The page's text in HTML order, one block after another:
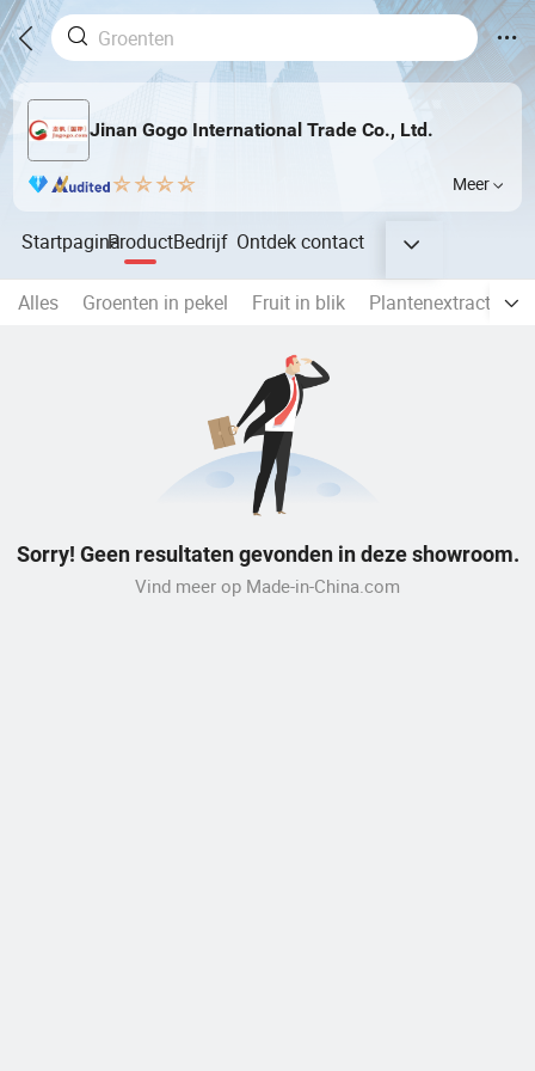
Jinan Gogo International Trade Co., Ltd.
Meer
StartpaginaProductBedrijf Ontdekcontact
Alles Groenten in pekel Fruit in blik Plantenextract
Sorry! Geen resultaten gevonden in deze showroom.
Vind meer op Made-in-China.com